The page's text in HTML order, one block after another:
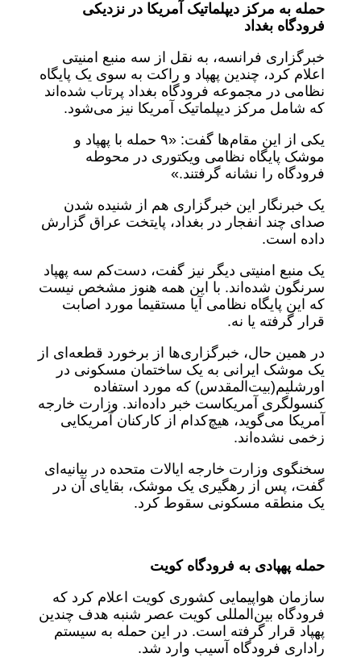
حمله به مرکز دیپلماتیک آمریکا در نزدیکی
فرودگاه بغداد
خبرگزاری فرانسه، به نقل از سه منبع امنیتی
اعلام کرد، چندین پهپاد و راکت به سوی یک پایگاه
نظامی در مجموعه فرودگاه بغداد پرتاب شده‌اند
که شامل مرکز دیپلماتیک آمریکا نیز می‌شود.
یکی از این مقام‌‌ها گفت: «۹ حمله با پهپاد و
موشک پایگاه نظامی ویکتوری در محوطه
فرودگاه را نشانه گرفتند.»
یک خبرنگار این خبرگزاری هم از شنیده شدن
صدای چند انفجار در بغداد، پایتخت عراق گزارش
داده است.
یک منبع امنیتی دیگر نیز گفت، دست‌کم سه پهپاد
سرنگون شده‌اند. با این همه هنوز مشخص نیست
که این پایگاه نظامی آیا مستقیما مورد اصابت
قرار گرفته یا نه.
در همین حال، خبرگزاری‌ها از برخورد قطعه‌ای از
یک موشک ایرانی به یک ساختمان مسکونی در
اورشلیم‌(بیت‌المقدس) که مورد استفاده
کنسولگری آمریکاست خبر داده‌اند. وزارت خارجه
آمریکا می‌گوید، هیچ‌کدام از کارکنان آمریکایی
زخمی نشده‌اند.
سخنگوی وزارت خارجه ایالات متحده در بیانیه‌ای
گفت، پس از رهگیری یک موشک، بقایای آن در
یک منطقه مسکونی سقوط کرد.
حمله پهپادی به فرودگاه کویت
سازمان هواپیمایی کشوری کویت اعلام کرد که
فرودگاه بین‌المللی کویت عصر شنبه هدف چندین
پهپاد قرار گرفته است. در این حمله به سیستم
راداری فرودگاه آسیب وارد شد.